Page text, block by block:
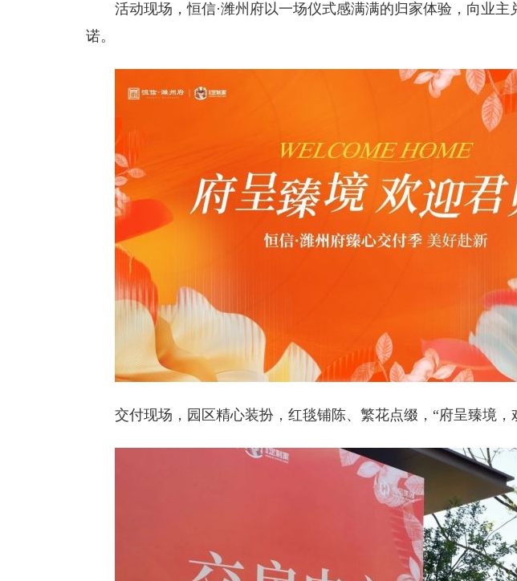
活动现场，恒信·潍州府以一场仪式感满满的归家体验，向业主
诺。
交付现场，园区精心装扮，红毯铺陈、繁花点缀，“府呈臻境，